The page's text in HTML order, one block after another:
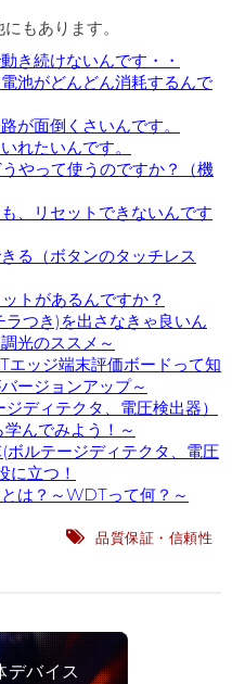
もあります。
き続けないんです・・
池がどんどん消耗するんで
が面倒くさいんです。
れたいんです。
やって使うのですか？（機
、リセットできないんです
る（ボタンのタッチレス
トがあるんですか？
つき)を出さなきゃ良いん
光のススメ～
エッジ端末評価ボードって知
ージョンアップ～
ディテクタ、電圧検出器）
んでみよう！～
ボルテージディテクタ、電圧
に立つ！
は？～WDTって何？～
品質保証・信頼性
デバイス